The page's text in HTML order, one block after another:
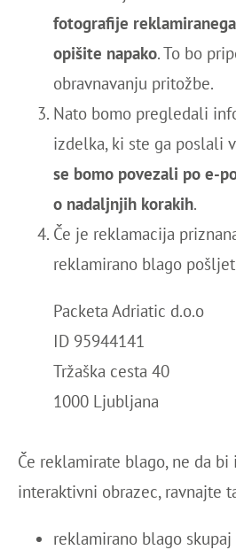
fotografije
opišite napako. To bo
obravnavanju pritožbe.
Nato bomo pregledali
izdelka, ki ste ga poslali
se bomo povezali po e-
o nadaljnjih korakih.
Če je reklamacija
reklamirano blago
Packeta Adriatic d.o.o
ID 95944141
Tržaška cesta 40
1000 Ljubljana
Če reklamirate blago, ne da
interaktivni obrazec, ravnajte
reklamirano blago